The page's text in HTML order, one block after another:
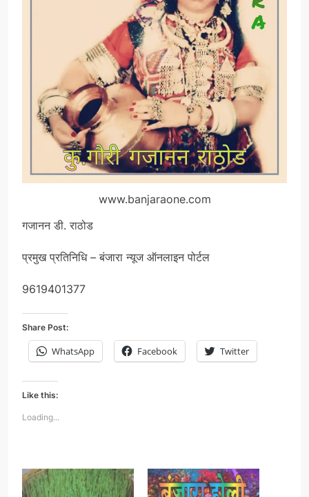
www.banjaraone.com
गजानन डी. राठोड
प्रमुख प्रतिनिधि – बंजारा न्यूज ऑनलाइन पोर्टल
9619401377
Share Post:
WhatsApp Facebook Twitter
Like this:
Loading...